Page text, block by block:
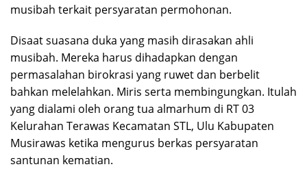
musibah terkait persyaratan permohonan.
Disaat suasana duka yang masih dirasakan ahli
musibah. Mereka harus dihadapkan dengan
permasalahan birokrasi yang ruwet dan berbelit
bahkan melelahkan. Miris serta membingungkan. Itulah
yang dialami oleh orang tua almarhum di RT 03
Kelurahan Terawas Kecamatan STL, Ulu Kabupaten
Musirawas ketika mengurus berkas persyaratan
santunan kematian.